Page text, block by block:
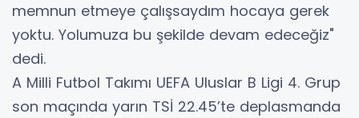
memnun etmeye çalışsaydım hocaya gerek
yoktu. Yolumuza bu şekilde devam edeceğiz"
dedi.
A Milli Futbol Takımı UEFA Uluslar B Ligi 4. Grup
son maçında yarın TSİ 22.45’te deplasmanda